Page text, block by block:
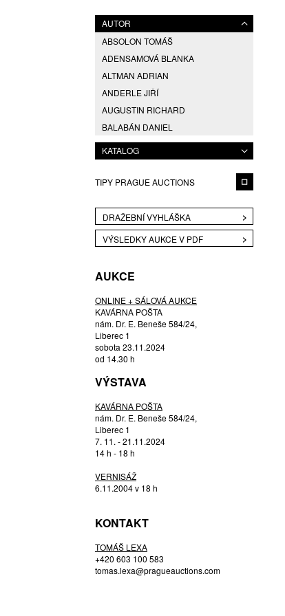
AUTOR
ABSOLON TOMÁŠ
ADENSAMOVÁ BLANKA
ALTMAN ADRIAN
ANDERLE JIŘÍ
AUGUSTIN RICHARD
BALABÁN DANIEL
BLAHUTOVÁ SIMONA
BLAŽÍČEK FRANTIŠEK
BOHEMIA CRYSTAL
BRUŽEŇÁK JAN
ČERNÝ JAN
ČIHAŘOVÁ LINDA
DAVID JIŘÍ
DLABOLA PRAŽÁKOVÁ LIBUŠE
DOSTÁL JIŘÍ
DUDYCHA JIŘÍ
DUŠEK PAVEL
DVOŘÁKOVÁ LINTAVA ALENA
EDLER EVA
ELIÁŠ ML. BOHUMIL
EVANS ATELIER S.R.O.
(ČTVRTEČKOVÁ, JANDOVÁ)
FERI MARTIN
GEBAUER KURT
GEREMUS DANIEL
KATALOG
TIPY PRAGUE AUCTIONS
DRAŽEBNÍ VYHLÁŠKA
VÝSLEDKY AUKCE V PDF
AUKCE
ONLINE + SÁLOVÁ AUKCE
KAVÁRNA POŠTA
nám. Dr. E. Beneše 584/24,
Liberec 1
sobota 23.11.2024
od 14.30 h
VÝSTAVA
KAVÁRNA POŠTA
nám. Dr. E. Beneše 584/24,
Liberec 1
7. 11. - 21.11.2024
14 h - 18 h
VERNISÁŽ
6.11.2004 v 18 h
KONTAKT
TOMÁŠ LEXA
+420 603 100 583
tomas.lexa@pragueauctions.com